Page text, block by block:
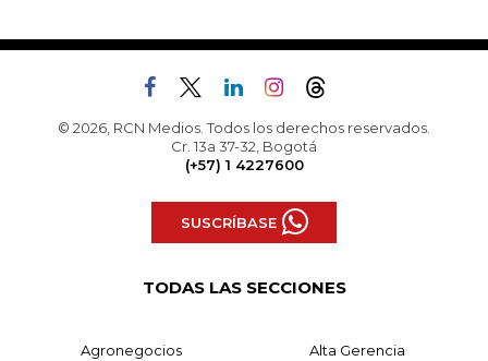
© 2026, RCN Medios. Todos los derechos reservados.
Cr. 13a 37-32, Bogotá
(+57) 1 4227600
SUSCRÍBASE
TODAS LAS SECCIONES
Agronegocios Alta Gerencia